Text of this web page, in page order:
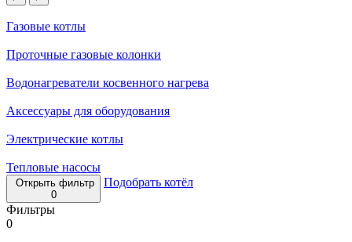
Газовые котлы
Проточные газовые колонки
Водонагреватели косвенного нагрева
Аксессуары для оборудования
Электрические котлы
Тепловые насосы
Открыть фильтр
0
Подобрать котёл
Фильтры
0